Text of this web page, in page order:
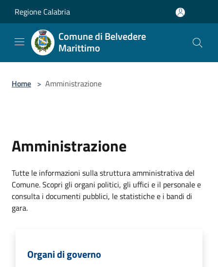
Regione Calabria
Comune di Belvedere
Marittimo
Home > Amministrazione
Amministrazione
Tutte le informazioni sulla struttura amministrativa del
Comune. Scopri gli organi politici, gli uffici e il personale e
consulta i documenti pubblici, le statistiche e i bandi di
gara.
Organi di governo